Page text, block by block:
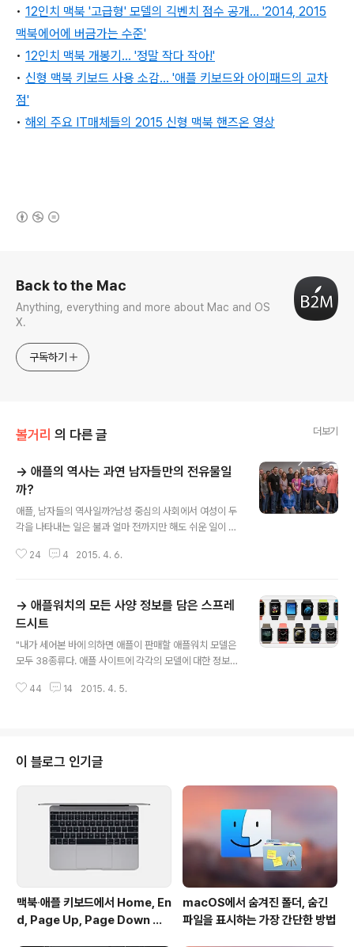
• 12인치 맥북 '고급형' 모델의 긱벤치 점수 공개... '2014, 2015
맥북에어에 버금가는 수준'
• 12인치 맥북 개봉기... '정말 작다 작아!'
• 신형 맥북 키보드 사용 소감... '애플 키보드와 아이패드의 교차
점'
• 해외 주요 IT매체들의 2015 신형 맥북 핸즈온 영상
Back to the Mac
Anything, everything and more about Mac and OS
X.
구독하기
볼거리 의 다른 글 더보기
→ 애플의 역사는 과연 남자들만의 전유물일
까?
애플, 남자들의 역사일까?남성 중심의 사회에서 여성이 두
각을 나타내는 일은 불과 얼마 전까지만 해도 쉬운 일이 아
점차 높아지고 있고, 실제로 이미 많은 분야에서 두각을 나
니다. 또 아직 기술과학분야만큼은 남성의 전유물이라는
인식이 강한데, 머지않아 그런 편견도 깨질 것 같다는 생각
이 듭니다.세계 여성의 날을 맞아 애플 역사에 큰 획을 그은
여성을 재조명한 글이 프랑스 매체 '맥제너레이션(MacG
eneration)'에 올라왔습니다. 몰랐던 내용도 많고 글의 주
제도 흥미로운데요. 위민복이 우리말로 깔끔하게 번역해
24 4 2015. 4. 6.
→ 애플워치의 모든 사양 정보를 담은 스프레
드시트
"내가 세어본 바에 의하면 애플이 판매할 애플워치 모델은
모두 38종류다. 애플 사이트에 각각의 모델에 대한 정보를
인할 수 있다. 그런데 이 두 가지 자료로 애플워치의 세부
ths애플워치 섹션에만 들어가면 머리가 지끈지끈 아팠던
분들에게 무척 유용한 자료가 될 것 같습니다. 저도 애플워
치 스포츠보다 애플워치 + 클래식 버클 조합의 무게가 더
적게 나가는 건 이번 자료를 통해 처음 알게되었습니다. (3
8mm 기준 62g vs. 56g) 마냥 스포츠 모델이 제일 가벼
운 줄로만 ..
44 14 2015. 4. 5.
이 블로그 인기글
맥북∙애플 키보드에서 Home, En
d, Page Up, Page Down 키
macOS에서 숨겨진 폴더, 숨긴
파일을 표시하는 가장 간단한 방법